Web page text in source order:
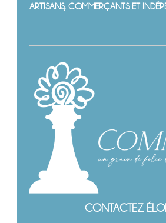
ARTISANS, COMMERÇANTS ET
CONTACTEZ